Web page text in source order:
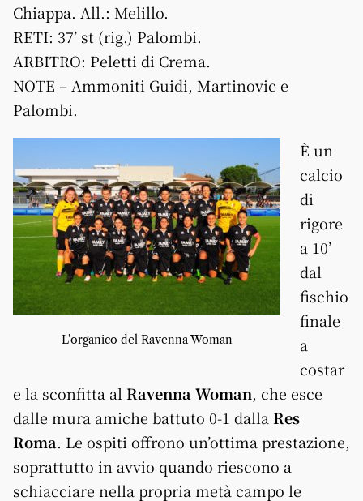
Chiappa. All.: Melillo.
RETI: 37’ st (rig.) Palombi.
ARBITRO: Peletti di Crema.
NOTE – Ammoniti Guidi, Martinovic e
Palombi.
L’organico del Ravenna Woman
È un
calcio
di
rigore
a 10’
dal
fischio
finale
a
costar
e la sconfitta al Ravenna Woman, che esce
dalle mura amiche battuto 0-1 dalla Res
Roma. Le ospiti offrono un’ottima prestazione,
soprattutto in avvio quando riescono a
schiacciare nella propria metà campo le